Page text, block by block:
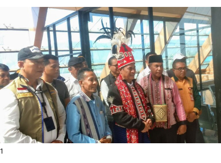
1